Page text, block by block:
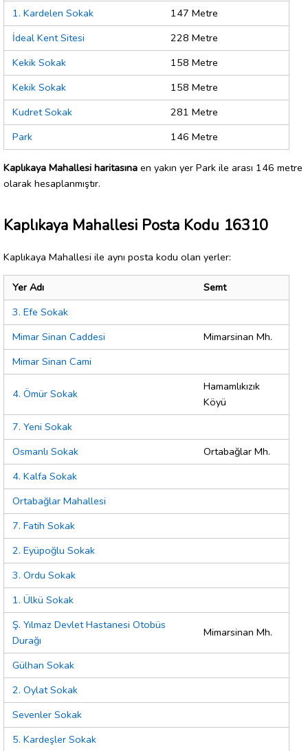
1. Kardelen Sokak
147 Metre
İdeal Kent Sitesi
228 Metre
Kekik Sokak
158 Metre
Kekik Sokak
158 Metre
Kudret Sokak
281 Metre
Park
146 Metre
Kaplıkaya Mahallesi haritasına en yakın yer Park ile arası 146 metre
olarak hesaplanmıştır.
Kaplıkaya Mahallesi Posta Kodu 16310
Kaplıkaya Mahallesi ile aynı posta kodu olan yerler:
Yer Adı
Semt
3. Efe Sokak
Mimar Sinan Caddesi
Mimarsinan Mh.
Mimar Sinan Cami
4. Ömür Sokak
Hamamlıkızık
Köyü
7. Yeni Sokak
Osmanlı Sokak
Ortabağlar Mh.
4. Kalfa Sokak
Ortabağlar Mahallesi
7. Fatih Sokak
2. Eyüpoğlu Sokak
3. Ordu Sokak
1. Ülkü Sokak
Ş. Yılmaz Devlet Hastanesi Otobüs
Durağı
Mimarsinan Mh.
Gülhan Sokak
2. Oylat Sokak
Sevenler Sokak
5. Kardeşler Sokak